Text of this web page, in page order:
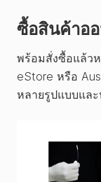
ซื้อสินค้าอ
พร้อมสั่งซื้อแล้ว
eStore หรือ
หลายรูปแบบแล